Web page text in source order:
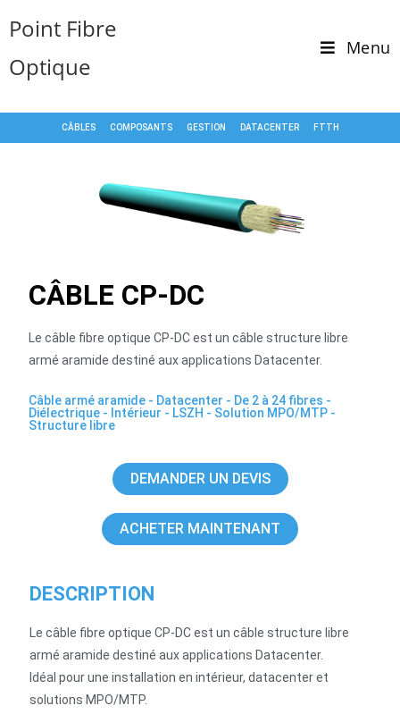
Point Fibre
Optique
Menu
CÂBLES COMPOSANTS GESTION DATACENTER FTTH
CÂBLE CP-DC
Le câble fibre optique CP-DC est un câble structure libre
armé aramide destiné aux applications Datacenter.
Câble armé aramide - Datacenter - De 2 à 24 fibres -
Diélectrique - Intérieur - LSZH - Solution MPO/MTP -
Structure libre
DEMANDER UN DEVIS
ACHETER MAINTENANT
DESCRIPTION
Le câble fibre optique CP-DC est un câble structure libre
armé aramide destiné aux applications Datacenter.
Idéal pour une installation en intérieur, datacenter et
solutions MPO/MTP.